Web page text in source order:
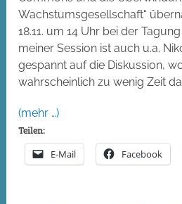
Wachstumsgesellschaft“
18.11. um 14 Uhr bei der Tagung
meiner Session ist auch u.a.
gespannt auf die Diskussion,
wahrscheinlich zu wenig Zeit
(mehr …)
Teilen:
E-Mail Facebook